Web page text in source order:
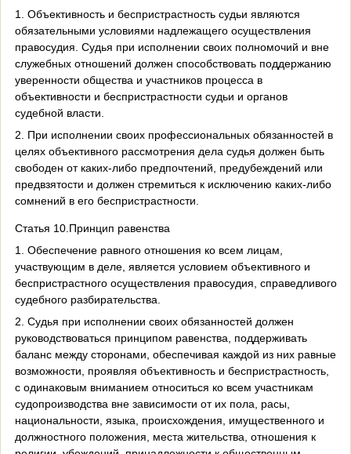
1. Объективность и беспристрастность судьи являются
обязательными условиями надлежащего осуществления
правосудия. Судья при исполнении своих полномочий и вне
служебных отношений должен способствовать поддержанию
уверенности общества и участников процесса в
объективности и беспристрастности судьи и органов
судебной власти.
2. При исполнении своих профессиональных обязанностей в
целях объективного рассмотрения дела судья должен быть
свободен от каких-либо предпочтений, предубеждений или
предвзятости и должен стремиться к исключению каких-либо
сомнений в его беспристрастности.
Статья 10.Принцип равенства
1. Обеспечение равного отношения ко всем лицам,
участвующим в деле, является условием объективного и
беспристрастного осуществления правосудия, справедливого
судебного разбирательства.
2. Судья при исполнении своих обязанностей должен
руководствоваться принципом равенства, поддерживать
баланс между сторонами, обеспечивая каждой из них равные
возможности, проявляя объективность и беспристрастность,
с одинаковым вниманием относиться ко всем участникам
судопроизводства вне зависимости от их пола, расы,
национальности, языка, происхождения, имущественного и
должностного положения, места жительства, отношения к